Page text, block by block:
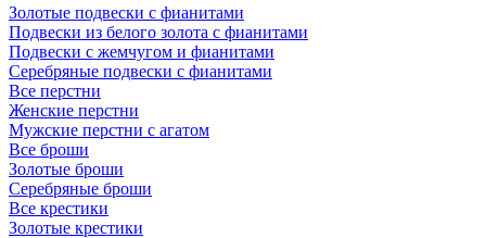
Золотые подвески с фианитами
Подвески из белого золота с фианитами
Подвески с жемчугом и фианитами
Серебряные подвески с фианитами
Все перстни
Женские перстни
Мужские перстни с агатом
Все броши
Золотые броши
Серебряные броши
Все крестики
Золотые крестики